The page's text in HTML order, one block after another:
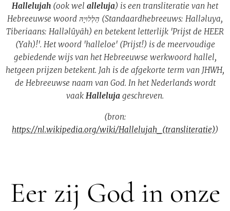
Hallelujah (ook wel alleluja) is een transliteratie van het
Hebreeuwse woord הַלְלוּיָהּ (Standaardhebreeuws: Halləluya,
Tiberiaans: Halləlûyāh) en betekent letterlijk 'Prijst de HEER
(Yah)!'. Het woord 'halleloe' (Prijst!) is de meervoudige
gebiedende wijs van het Hebreeuwse werkwoord hallel,
hetgeen prijzen betekent. Jah is de afgekorte term van JHWH,
de Hebreeuwse naam van God. In het Nederlands wordt
vaak Halleluja geschreven.
(bron:
https://nl.wikipedia.org/wiki/Hallelujah_(transliteratie))
Eer zij God in onze